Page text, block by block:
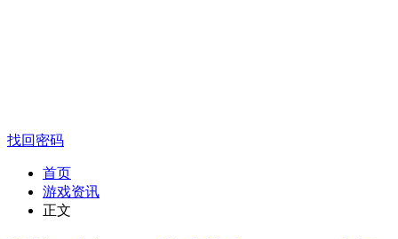
找回密码
首页
游戏资讯
正文